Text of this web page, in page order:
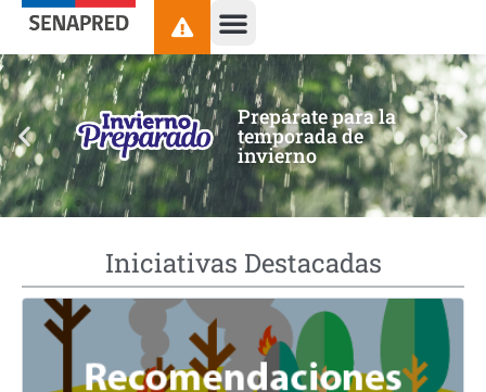
contenido
Prepárate para la
temporada de
invierno
Iniciativas Destacadas